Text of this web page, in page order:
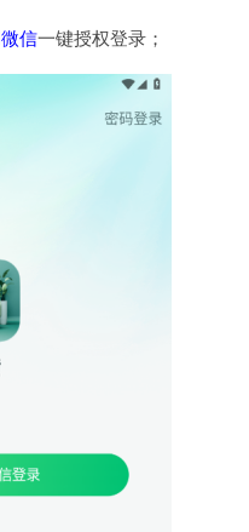
微信一键授权登录；